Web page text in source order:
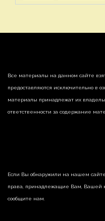
Все материалы на данном сайте
предоставляются исключительно в
материалы принадлежат их
ответственности за содержание
Если Вы обнаружили на нашем
права, принадлежащие Вам, Вашей
сообщите нам.